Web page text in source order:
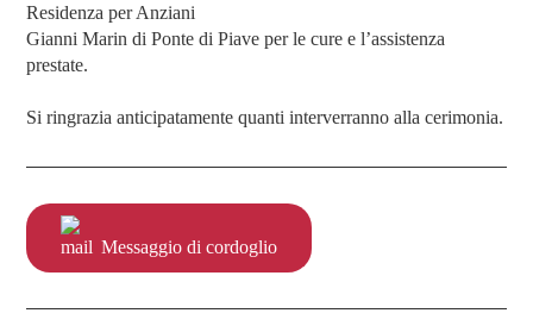
Residenza per Anziani
Gianni Marin di Ponte di Piave per le cure e l’assistenza
prestate.
Si ringrazia anticipatamente quanti interverranno alla cerimonia.
Messaggio di cordoglio